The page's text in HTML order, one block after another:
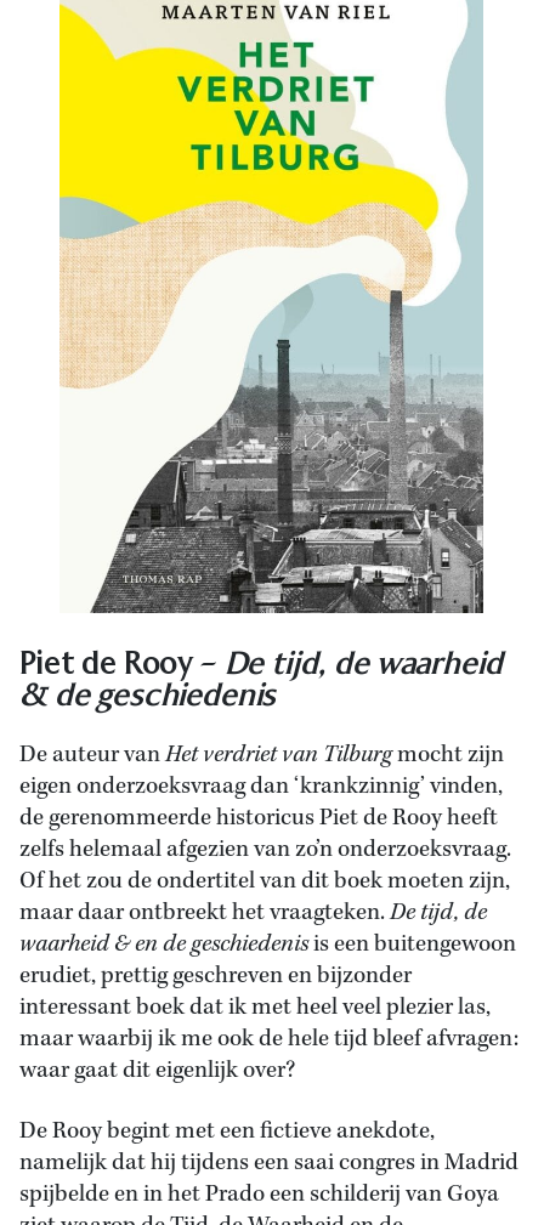
Piet de Rooy – De tijd, de waarheid
& de geschiedenis
De auteur vanHet verdriet van Tilburgmocht zijn
eigen onderzoeksvraag dan ‘krankzinnig’ vinden,
de gerenommeerde historicus Piet de Rooy heeft
zelfs helemaal afgezien van zo’n onderzoeksvraag.
Of het zou de ondertitel van dit boek moeten zijn,
maar daar ontbreekt het vraagteken.De tijd, de
waarheid & en de geschiedenisis een buitengewoon
erudiet, prettig geschreven en bijzonder
interessant boek dat ik met heel veel plezier las,
maar waarbij ik me ook de hele tijd bleef afvragen:
waar gaat dit eigenlijk over?
De Rooy begint met een fictieve anekdote,
namelijk dat hij tijdens een saai congres in Madrid
spijbelde en in het Prado een schilderij van Goya